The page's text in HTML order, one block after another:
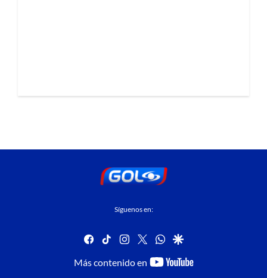
Síguenos en:
facebook
tiktok instagram
twitterwhatsapp
google
Más contenido en
youtube-